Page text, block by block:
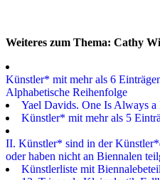
Weiteres zum Thema: Cathy
Künstler* mit mehr als 6
Alphabetische Reihenfolge
Yael Davids. One Is Always a
Künstler* mit mehr als 5
II. Künstler* sind in der
oder haben nicht an Biennalen
Künstlerliste mit